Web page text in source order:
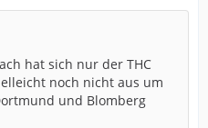
hat sich nur der THC
noch nicht aus um
und Blomberg